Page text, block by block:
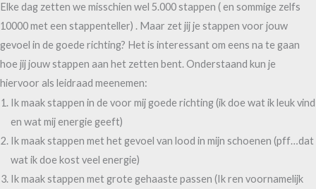
Elke dag zetten we misschien wel 5.000 stappen ( en sommige zelfs
10000 met een stappenteller) . Maar zet jij je stappen voor jouw
gevoel in de goede richting? Het is interessant om eens na te gaan
hoe jij jouw stappen aan het zetten bent. Onderstaand kun je
hiervoor als leidraad meenemen:
Ik maak stappen in de voor mij goede richting (ik doe wat ik leuk vind
en wat mij energie geeft)
Ik maak stappen met het gevoel van lood in mijn schoenen (pff…dat
wat ik doe kost veel energie)
Ik maak stappen met grote gehaaste passen (Ik ren voornamelijk